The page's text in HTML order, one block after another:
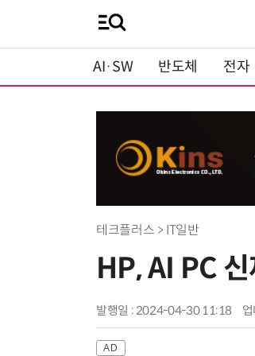
AI·SW 반도체 전자
테크플러스 > IT일반
HP, AI PC 신
발행일 : 2024-04-30 11:18